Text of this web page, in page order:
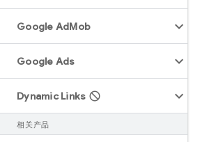
Google AdMob
Google Ads
Dynamic Links
相关产品